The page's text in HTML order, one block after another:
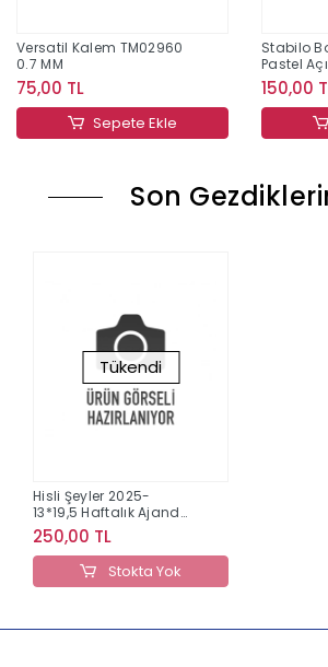
Versatil Kalem TM02960
0.7 MM
75,00 TL
Sepete Ekle
Stabilo
Pastel
150,00
Son
Tükendi
Hisli Şeyler 2025-
13*19,5 Haftalık Ajanda
- Benden Daha Güzel
250,00 TL
Stokta Yok